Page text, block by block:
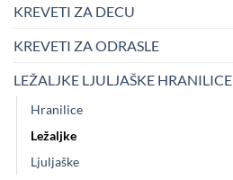
KREVETI ZA DECU
KREVETI ZA ODRASLE
LEŽALJKE LJULJAŠKE HRANILICE
Hranilice
Ležaljke
Ljuljaške